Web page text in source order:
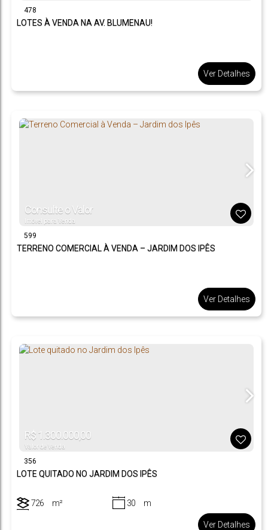
478
LOTES À VENDA NA AV. BLUMENAU!
Ver Detalhes
599
Consulte o Valor
Imóvel para Venda
TERRENO COMERCIAL À VENDA – JARDIM DOS IPÊS
Ver Detalhes
356
R$1.300.000,00
Valor de Venda
LOTE QUITADO NO JARDIM DOS IPÊS
726 m² 30
m
Ver Detalhes